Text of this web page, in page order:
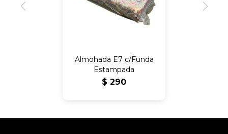
Almohada E7 c/Funda
Estampada
$ 290